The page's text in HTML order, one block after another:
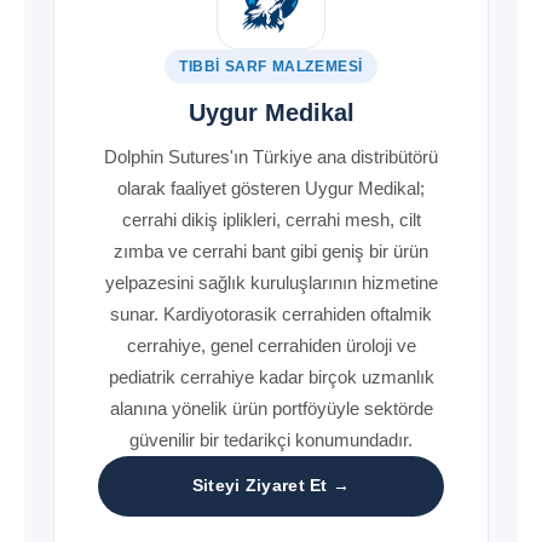
TIBBI SARF MALZEMESI
Uygur Medikal
Dolphin Sutures'ın Türkiye ana distribütörü
olarak faaliyet gösteren Uygur Medikal;
cerrahi dikiş iplikleri, cerrahi mesh, cilt
zımba ve cerrahi bant gibi geniş bir ürün
yelpazesini sağlık kuruluşlarının hizmetine
sunar. Kardiyotorasik cerrahiden oftalmik
cerrahiye, genel cerrahiden üroloji ve
pediatrik cerrahiye kadar birçok uzmanlık
alanına yönelik ürün portföyüyle sektörde
güvenilir bir tedarikçi konumundadır.
Siteyi Ziyaret Et →